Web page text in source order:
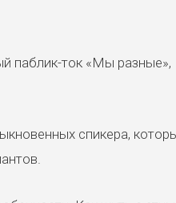
паблик-ток «Мы разные»,
спикера,